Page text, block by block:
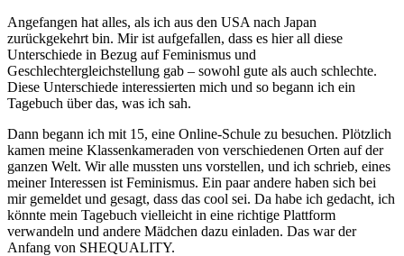
Angefangen hat alles, als ich aus den USA nach Japan
zurückgekehrt bin. Mir ist aufgefallen, dass es hier all diese
Unterschiede in Bezug auf Feminismus und
Geschlechtergleichstellung gab – sowohl gute als auch schlechte.
Diese Unterschiede interessierten mich und so begann ich ein
Tagebuch über das, was ich sah.
Dann begann ich mit 15, eine Online-Schule zu besuchen. Plötzlich
kamen meine Klassenkameraden von verschiedenen Orten auf der
ganzen Welt. Wir alle mussten uns vorstellen, und ich schrieb, eines
meiner Interessen ist Feminismus. Ein paar andere haben sich bei
mir gemeldet und gesagt, dass das cool sei. Da habe ich gedacht, ich
könnte mein Tagebuch vielleicht in eine richtige Plattform
verwandeln und andere Mädchen dazu einladen. Das war der
Anfang von SHEQUALITY.